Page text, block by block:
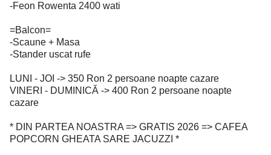
-Feon Rowenta 2400 wati
=Balcon=
-Scaune + Masa
-Stander uscat rufe
LUNI - JOI -> 350 Ron 2 persoane noapte cazare
VINERI - DUMINICĂ -> 400 Ron 2 persoane noapte
cazare
* DIN PARTEA NOASTRA => GRATIS 2026 => CAFEA
POPCORN GHEATA SARE JACUZZI *